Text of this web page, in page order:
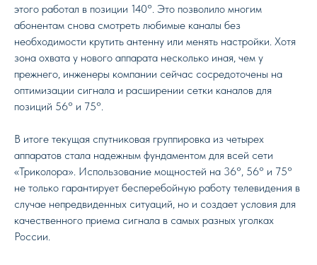
этого работал в позиции 140°. Это позволило многим
абонентам снова смотреть любимые каналы без
необходимости крутить антенну или менять настройки. Хотя
зона охвата у нового аппарата несколько иная, чем у
прежнего, инженеры компании сейчас сосредоточены на
оптимизации сигнала и расширении сетки каналов для
позиций 56° и 75°.
В итоге текущая спутниковая группировка из четырех
аппаратов стала надежным фундаментом для всей сети
«Триколора». Использование мощностей на 36°, 56° и 75°
не только гарантирует бесперебойную работу телевидения в
случае непредвиденных ситуаций, но и создает условия для
качественного приема сигнала в самых разных уголках
России.